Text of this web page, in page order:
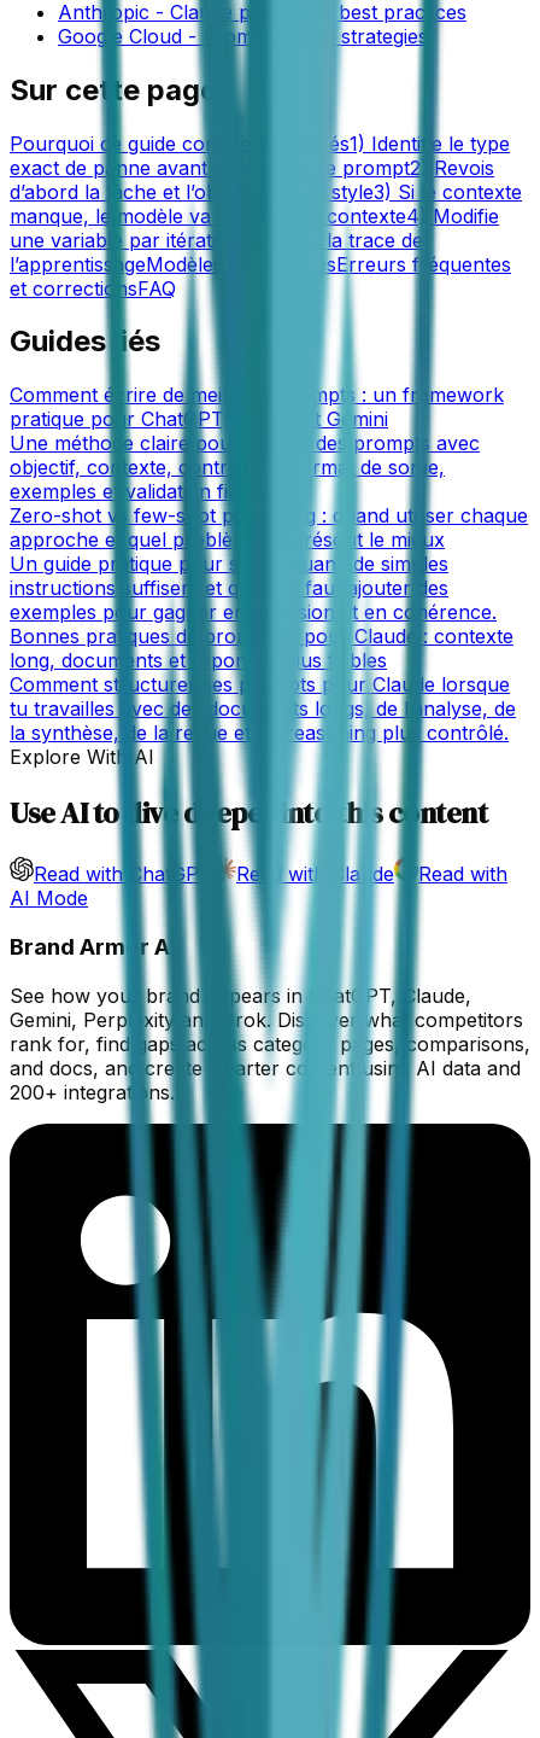
Anthropic - Claude prompting best practices
Google Cloud - Prompt design strategies
Sur cette page
Pourquoi ce guide compte Points clés1) Identifie le type
exact de panne avant de modifier le prompt2) Revois
d’abord la tâche et l’objectif, pas le style3) Si le contexte
manque, le modèle va inventer du contexte4) Modifie
une variable par itération et garde la trace de
l’apprentissageModèles réutilisablesErreurs fréquentes
et correctionsFAQ
Guides liés
Comment écrire de meilleurs prompts : un framework
pratique pour ChatGPT, Claude et Gemini
Une méthode claire pour rédiger des prompts avec
objectif, contexte, contraintes, format de sortie,
exemples et validation finale.
Zero-shot vs few-shot prompting : quand utiliser chaque
approche et quel problème elle résout le mieux
Un guide pratique pour savoir quand de simples
instructions suffisent et quand il faut ajouter des
exemples pour gagner en précision et en cohérence.
Bonnes pratiques de prompting pour Claude : contexte
long, documents et réponses plus fiables
Comment structurer ses prompts pour Claude lorsque
tu travailles avec des documents longs, de l’analyse, de
la synthèse, de la revue et du reasoning plus contrôlé.
Explore With AI
Use AI to dive deeper into this content
Read with ChatGPT Read with Claude
Read with
AI Mode
Brand Armor AI
See how your brand appears in ChatGPT, Claude,
Gemini, Perplexity and Grok. Discover what competitors
rank for, find gaps across category pages, comparisons,
and docs, and create smarter content using AI data and
200+ integrations.